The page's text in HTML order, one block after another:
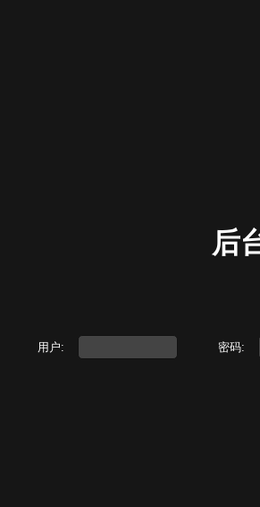
后
用户: 密码: